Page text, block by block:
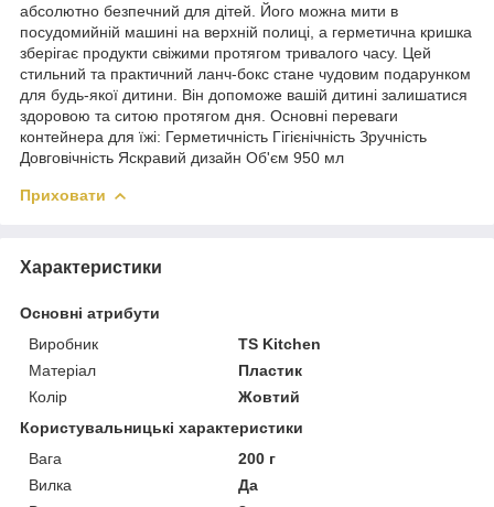
абсолютно безпечний для дітей. Його можна мити в
посудомийній машині на верхній полиці, а герметична кришка
зберігає продукти свіжими протягом тривалого часу. Цей
стильний та практичний ланч-бокс стане чудовим подарунком
для будь-якої дитини. Він допоможе вашій дитині залишатися
здоровою та ситою протягом дня. Основні переваги
контейнера для їжі: Герметичність Гігієнічність Зручність
Довговічність Яскравий дизайн Об'єм 950 мл
Приховати
Характеристики
Основні атрибути
Виробник
TS Kitchen
Матеріал
Пластик
Колір
Жовтий
Користувальницькі характеристики
Вага
200 г
Вилка
Да